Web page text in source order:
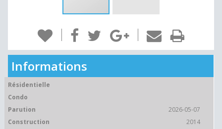
Informations
Résidentielle
Condo
Parution
2026-05-07
Construction
2014